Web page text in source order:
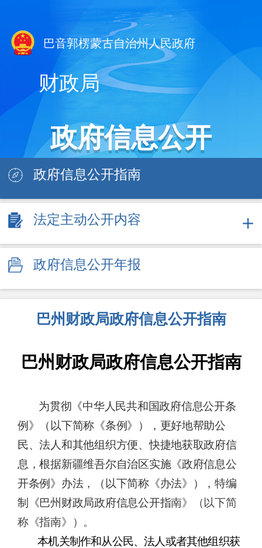
巴音郭楞蒙古自治州人民政府
财政局
政府信息公开
政府信息公开指南
法定主动公开内容
政府信息公开年报
巴州财政局政府信息公开指南
巴州财政局政府信息公开指南
为贯彻《中华人民共和国政府信息公开条
例》（以下简称《条例》），更好地帮助公
民、法人和其他组织方便、快捷地获取政府信
息，根据新疆维吾尔自治区实施《政府信息公
开条例》办法，（以下简称《办法》），特编
制《巴州财政局政府信息公开指南》（以下简
称《指南》）。
本机关制作和从公民、法人或者其他组织获